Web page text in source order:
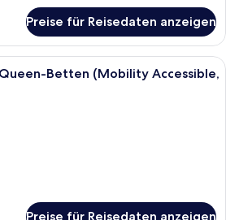
Preise für Reisedaten anzeigen
Ein Hotelzimmer mit Bett,
Betten (Mobility Accessible,
Preise für Reisedaten anzeigen